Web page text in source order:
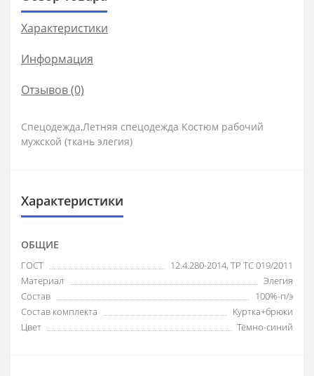
Характеристики
Информация
Отзывов (0)
Спецодежда,Летняя спецодежда Костюм рабочий
мужской (ткань элегия)
Характеристики
ОБЩИЕ
ГОСТ
12.4.280-2014, ТР ТС 019/2011
Материал
Элегия
Состав
100%-п/э
Состав комплекта
Куртка+брюки
Цвет
Тёмно-синий